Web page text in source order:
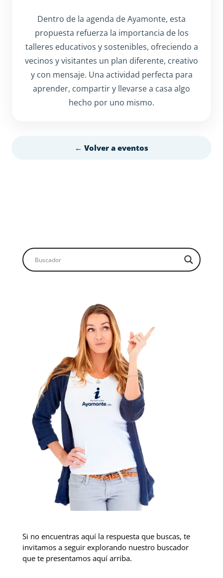
Dentro de la agenda de Ayamonte, esta
propuesta refuerza la importancia de los
talleres educativos y sostenibles, ofreciendo a
vecinos y visitantes un plan diferente, creativo
y con mensaje. Una actividad perfecta para
aprender, compartir y llevarse a casa algo
hecho por uno mismo.
← Volver a eventos
Si no encuentras aquí la respuesta que buscas, te
invitamos a seguir explorando nuestro buscador
que te presentamos aquí arriba.